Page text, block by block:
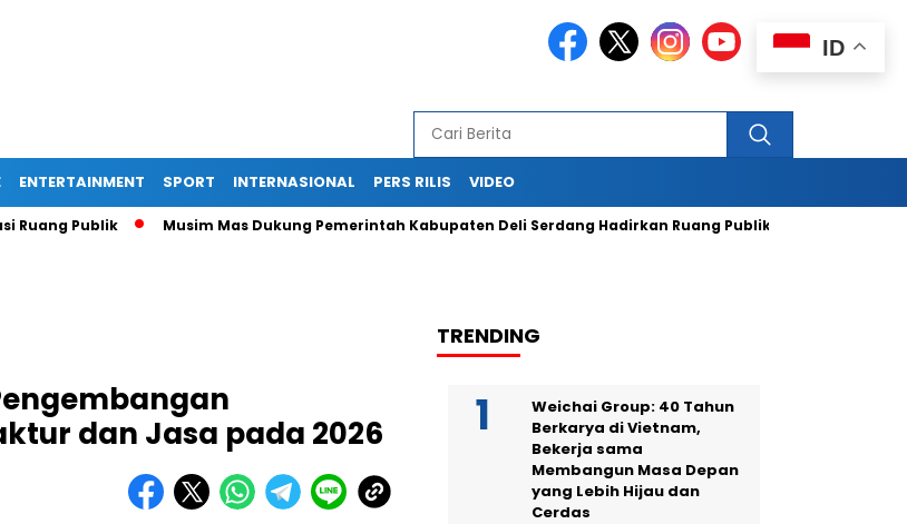
ENTERTAINMENT SPORT INTERNASIONAL PERS RILIS VIDEO
Publik Musim Mas Dukung Pemerintah Kabupaten Deli Serdang Hadirkan Ruang Publik Bersama melalui
dan Jasa pada 2026
TRENDING
Weichai Group: 40 Tahun
Berkarya di Vietnam,
Bekerja sama
Membangun Masa Depan
yang Lebih Hijau dan
Cerdas
ID